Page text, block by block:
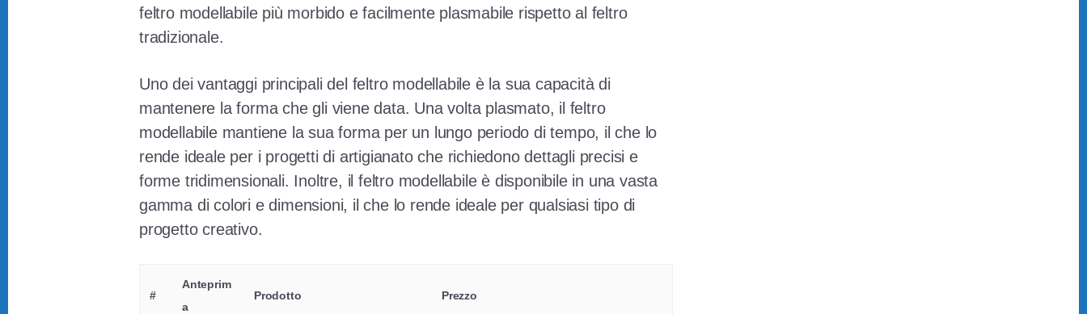
feltro modellabile più morbido e facilmente plasmabile rispetto al feltro
tradizionale.
Uno dei vantaggi principali del feltro modellabile è la sua capacità di
mantenere la forma che gli viene data. Una volta plasmato, il feltro
modellabile mantiene la sua forma per un lungo periodo di tempo, il che lo
rende ideale per i progetti di artigianato che richiedono dettagli precisi e
forme tridimensionali. Inoltre, il feltro modellabile è disponibile in una vasta
gamma di colori e dimensioni, il che lo rende ideale per qualsiasi tipo di
progetto creativo.
#
Anteprim
a
Prodotto Prezzo